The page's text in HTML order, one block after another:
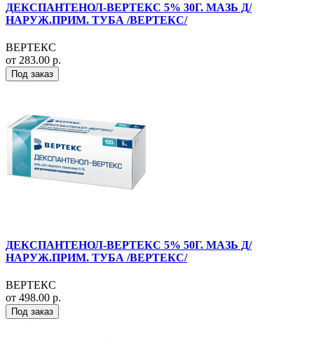
ДЕКСПАНТЕНОЛ-ВЕРТЕКС 5% 30Г. МАЗЬ Д/
НАРУЖ.ПРИМ. ТУБА /ВЕРТЕКС/
ВЕРТЕКС
от 283.00 р.
Под заказ
ДЕКСПАНТЕНОЛ-ВЕРТЕКС 5% 50Г. МАЗЬ Д/
НАРУЖ.ПРИМ. ТУБА /ВЕРТЕКС/
ВЕРТЕКС
от 498.00 р.
Под заказ